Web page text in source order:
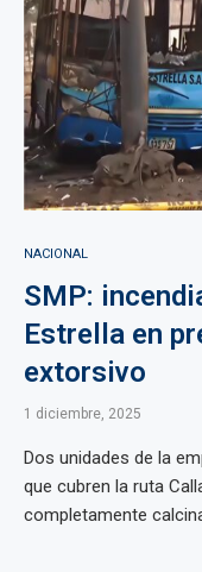
NACIONAL
SMP:
Estrella en
extorsivo
1 diciembre, 2025
Dos unidades de la
que cubren la ruta
completamente